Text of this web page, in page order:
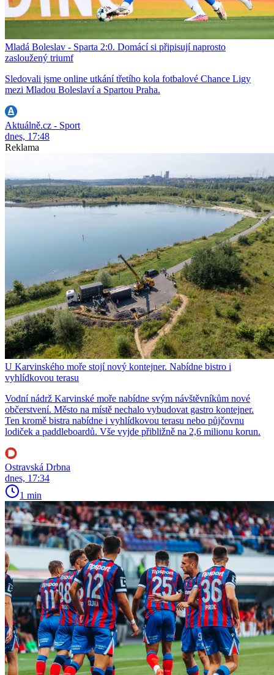
Mladá Boleslav - Sparta 2:0. Domácí si připisují naprosto
zasloužený triumf
Sledovali jsme online utkání třetího kola fotbalové Chance Ligy
mezi Mladou Boleslaví a Spartou Praha.
Aktuálně.cz - Sport
dnes, 17:48
Reklama
U Karvinského moře stojí nový kontejner. Nabídne bistro i
vyhlídkovou terasu
Vodní nádrž Karvinské moře nabídne svým návštěvníkům nové
občerstvení. Město na místě nechalo vybudovat gastro kontejner.
Ten kromě bistra nabídne i vyhlídkovou terasu nebo půjčovnu
lodiček a paddleboardů. Vše vyjde přibližně na 2,6 milionu korun.
Ostravská Drbna
dnes, 17:34
1 min